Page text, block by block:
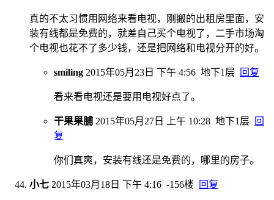
真的不太习惯用网络来看电视，刚搬的出租房里面，安
装有线都是免费的，就差自己买个电视了，二手市场淘
个电视也花不了多少钱，还是把网络和电视分开的好。
smiling 2015年05月23日 下午 4:56 地下1层 回复
看来看电视还是要用电视好点了。
干果果脯 2015年05月27日 上午 10:28 地下1层
回
复
你们真爽，安装有线还是免费的，哪里的房子。
小七 2015年03月18日 下午 4:16 -156楼 回复